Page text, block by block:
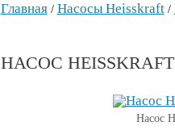
Главная/ Насосы Heisskraft/
НАСОС HEISSKRAFT
Насос